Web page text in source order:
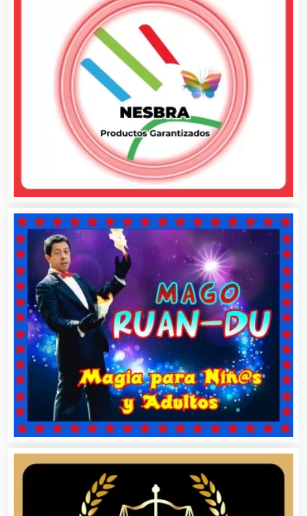
Artículos Importados
Artículos para el Hogar
Artículos para Regalos
Artículos Personales
Artículos Publicitarios
Aseguradoras
Asesores Técnicos
Asesoría Fiscal